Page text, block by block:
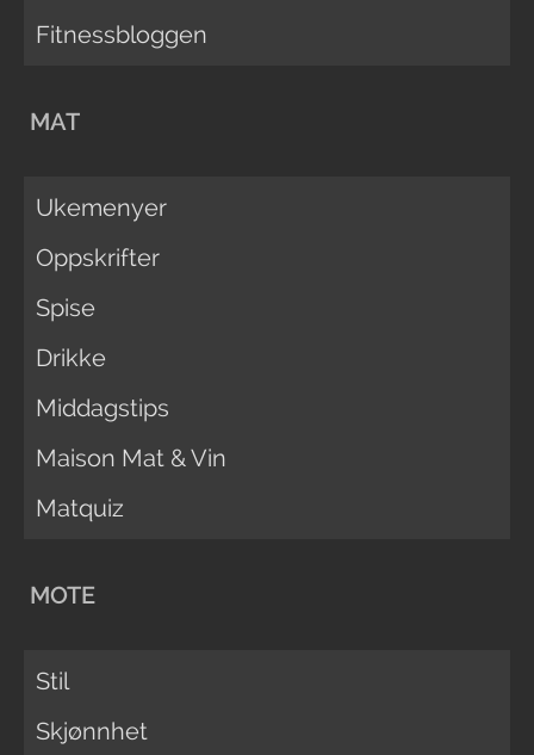
Fitnessbloggen
MAT
Ukemenyer
Oppskrifter
Spise
Drikke
Middagstips
Maison Mat & Vin
Matquiz
MOTE
Stil
Skjønnhet